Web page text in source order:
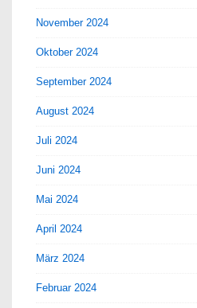
November 2024
Oktober 2024
September 2024
August 2024
Juli 2024
Juni 2024
Mai 2024
April 2024
März 2024
Februar 2024